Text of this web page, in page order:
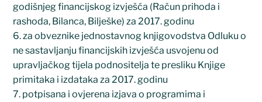
godišnjeg financijskog izvješća (Račun prihoda i
rashoda, Bilanca, Bilješke) za 2017. godinu
6. za obveznike jednostavnog knjigovodstva Odluku o
ne sastavljanju financijskih izvješća usvojenu od
upravljačkog tijela podnositelja te presliku Knjige
primitaka i izdataka za 2017. godinu
7. potpisana i ovjerena izjava o programima i